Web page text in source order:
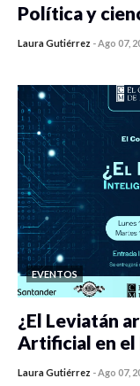
Política y
Laura Gutiérrez -Ago 07,
EVENTOS
¿El Leviatán
Artificial en el
Laura Gutiérrez -Ago 07,